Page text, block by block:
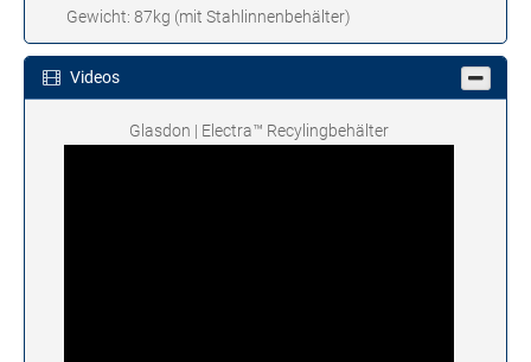
Gewicht: 87kg (mit Stahlinnenbehälter)
Videos
Glasdon | Electra™ Recylingbehälter